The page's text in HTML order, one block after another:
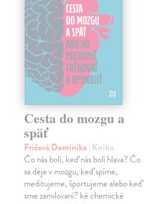
Cesta do mozgu a
späť
Fričová Dominika| Kniha
Čo nás bolí, keď nás bolí hlava? Čo
sa deje v mozgu, keď spíme,
meditujeme, športujeme alebo keď
sme zamilovaní? ké chemické